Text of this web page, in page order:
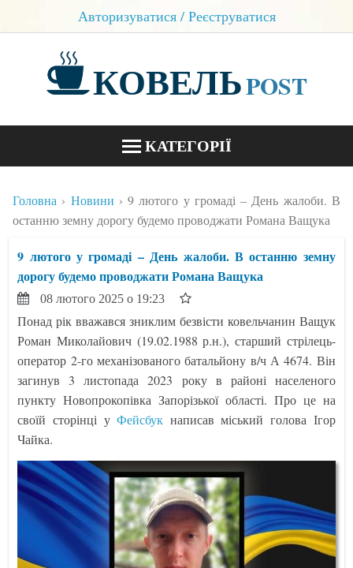
Авторизуватися / Реєструватися
КОВЕЛЬPOST
КАТЕГОРІЇ
БЛОГИ
КОНТАКТИ
Головна Новини
9 лютого у громаді – День жалоби. В
останню земну дорогу будемо проводжати Романа Ващука
9 лютого у громаді – День жалоби. В останню земну
дорогу будемо проводжати Романа Ващука
08 лютого 2025 о 19:23
Понад рік вважався зниклим безвісти ковельчанин Ващук
Роман Миколайович (19.02.1988 р.н.), старший стрілець-
оператор 2-го механізованого батальйону в/ч А 4674. Він
загинув 3 листопада 2023 року в районі населеного
пункту Новопрокопівка Запорізької області. Про це на
своїй сторінці уФейсбук написав міський голова Ігор
Чайка.